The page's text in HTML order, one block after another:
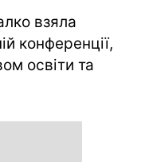
взяла
конференції,
освіти та